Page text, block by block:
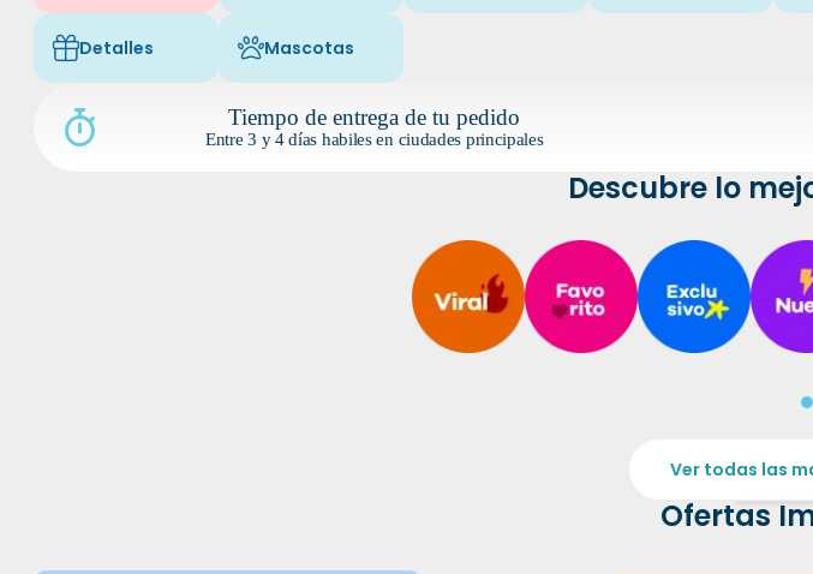
Icon of fa-light fa-gift
Detalles Icon of fa-light fa-paw
Mascotas
Tiempo de entrega de tu pedido
Entre 3 y 4 días habiles en ciudades principales
Descubre lo
Ver todas las
Ofertas